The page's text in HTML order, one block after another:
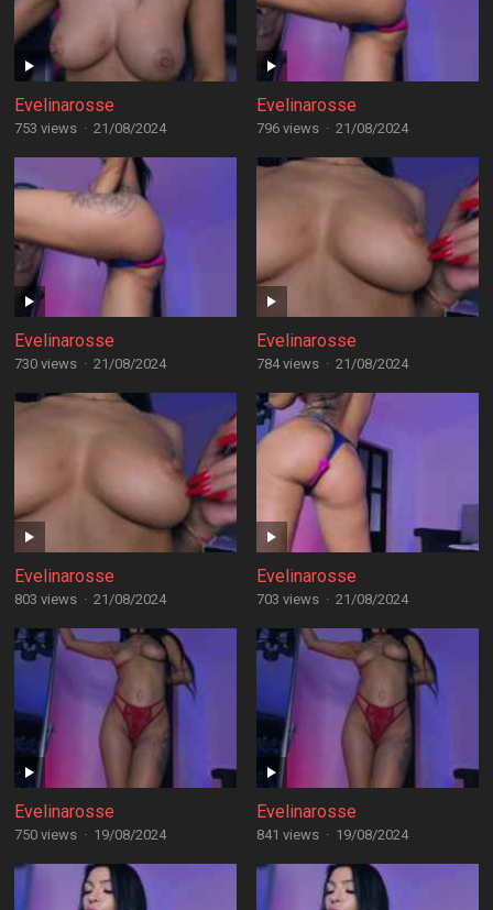
Evelinarosse
753 views · 21/08/2024
Evelinarosse
796 views · 21/08/2024
Evelinarosse
730 views · 21/08/2024
Evelinarosse
784 views · 21/08/2024
Evelinarosse
803 views · 21/08/2024
Evelinarosse
703 views · 21/08/2024
Evelinarosse
750 views · 19/08/2024
Evelinarosse
841 views · 19/08/2024